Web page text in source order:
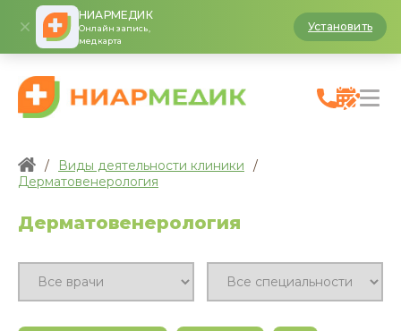
НИАРМЕДИК
Онлайн запись,
медкарта
Установить
/ Виды деятельности клиники
/
Дерматовенерология
Дерматовенерология